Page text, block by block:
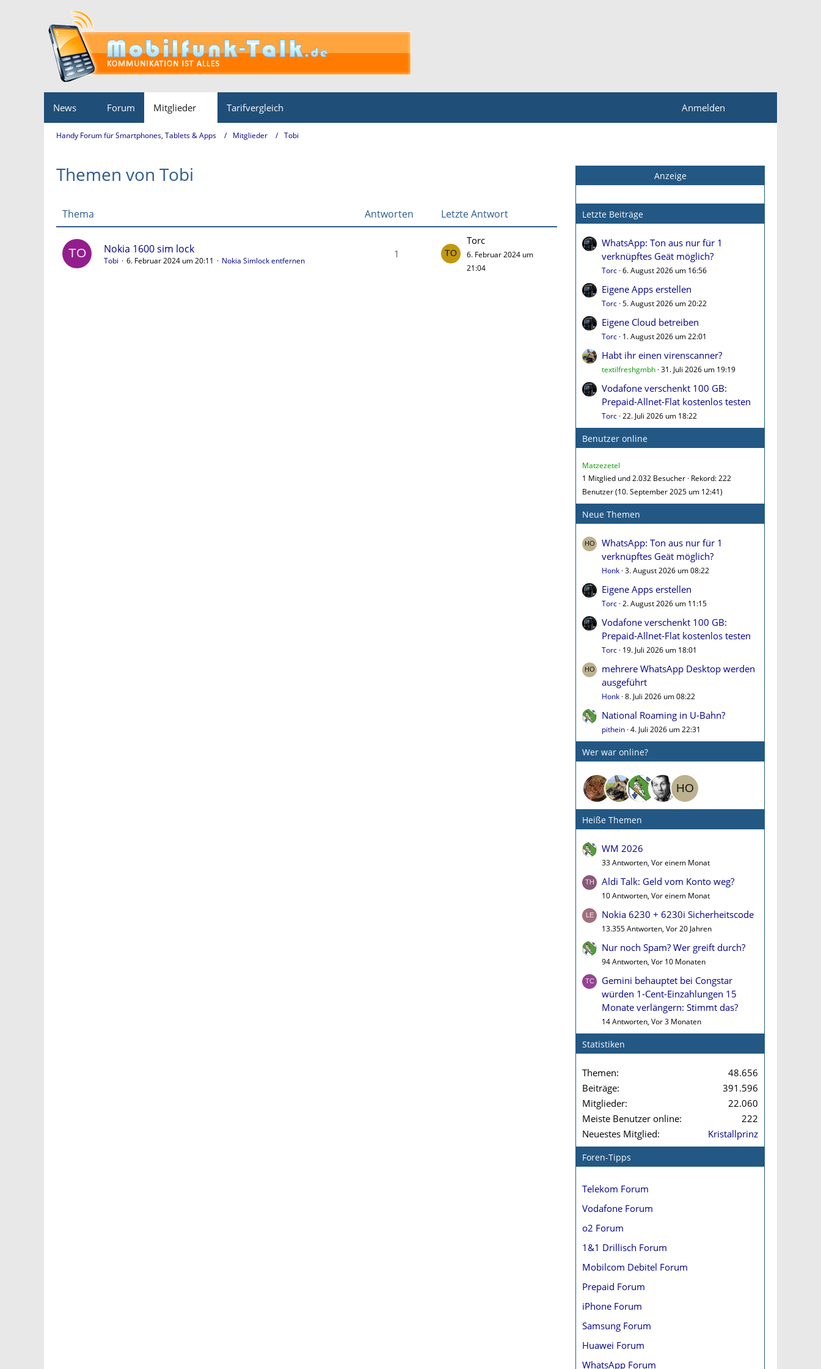
News Forum Mitglieder Tarifvergleich Anmelden
Handy Forum für Smartphones, Tablets & Apps Mitglieder Tobi
Themen von Tobi
Thema Antworten Letzte Antwort
Nokia 1600 sim lock
Tobi 6. Februar 2024 um 20:11 Nokia Simlock entfernen
1
Torc
6. Februar 2024 um
21:04
Anzeige
Letzte Beiträge
WhatsApp: Ton aus nur für 1
verknüpftes Geät möglich?
Torc 6. August 2026 um 16:56
Eigene Apps erstellen
Torc 5. August 2026 um 20:22
Eigene Cloud betreiben
Torc 1. August 2026 um 22:01
Habt ihr einen virenscanner?
textilfreshgmbh 31. Juli 2026 um 19:19
Vodafone verschenkt 100 GB:
Prepaid-Allnet-Flat kostenlos testen
Torc 22. Juli 2026 um 18:22
Benutzer online
Matzezetel
1 Mitglied und 2.032 Besucher Rekord: 222
Benutzer (10. September 2025 um 12:41)
Neue Themen
WhatsApp: Ton aus nur für 1
verknüpftes Geät möglich?
Honk 3. August 2026 um 08:22
Eigene Apps erstellen
Torc 2. August 2026 um 11:15
Vodafone verschenkt 100 GB:
Prepaid-Allnet-Flat kostenlos testen
Torc 19. Juli 2026 um 18:01
mehrere WhatsApp Desktop werden
ausgeführt
Honk 8. Juli 2026 um 08:22
National Roaming in U-Bahn?
pithein 4. Juli 2026 um 22:31
Wer war online?
Heiße Themen
WM 2026
33 Antworten, Vor einem Monat
Aldi Talk: Geld vom Konto weg?
10 Antworten, Vor einem Monat
Nokia 6230 + 6230i Sicherheitscode
13.355 Antworten, Vor 20 Jahren
Nur noch Spam? Wer greift durch?
94 Antworten, Vor 10 Monaten
Gemini behauptet bei Congstar
würden 1-Cent-Einzahlungen 15
Monate verlängern: Stimmt das?
14 Antworten, Vor 3 Monaten
Statistiken
Themen
48.656
Beiträge
391.596
Mitglieder
22.060
Meiste Benutzer online
222
Neuestes Mitglied
Kristallprinz
Foren-Tipps
Telekom Forum
Vodafone Forum
o2 Forum
1&1 Drillisch Forum
Mobilcom Debitel Forum
Prepaid Forum
iPhone Forum
Samsung Forum
Huawei Forum
WhatsApp Forum